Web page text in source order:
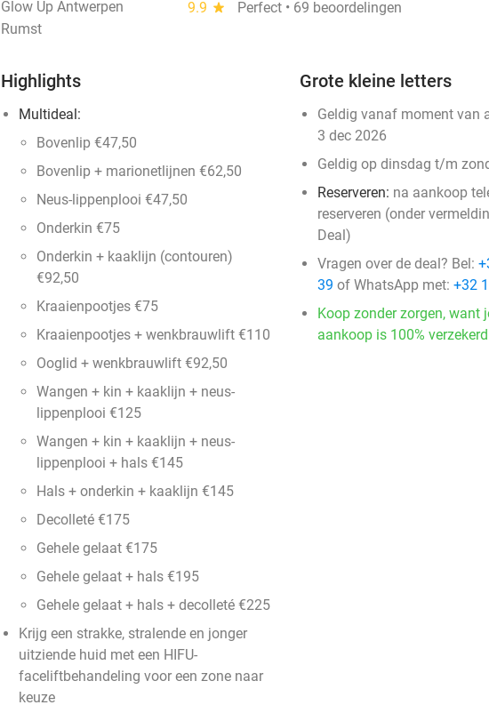
Glow Up Antwerpen 9.9 star
Perfect • 69 beoordelingen
Rumst
Highlights
Multideal:
Bovenlip €47,50
Bovenlip + marionetlijnen €62,50
Neus-lippenplooi €47,50
Onderkin €75
Onderkin + kaaklijn (contouren)
€92,50
Kraaienpootjes €75
Kraaienpootjes + wenkbrauwlift €110
Ooglid + wenkbrauwlift €92,50
Wangen + kin + kaaklijn + neus-
lippenplooi €125
Wangen + kin + kaaklijn + neus-
lippenplooi + hals €145
Hals + onderkin + kaaklijn €145
Decolleté €175
Gehele gelaat €175
Gehele gelaat + hals €195
Gehele gelaat + hals + decolleté €225
Krijg een strakke, stralende en jonger
uitziende huid met een HIFU-
faceliftbehandeling voor een zone naar
keuze
Grote kleine letters
Geldig vanaf moment van
3 dec 2026
Geldig op dinsdag t/m
Reserveren: na aankoop
reserveren (onder
Deal)
Vragen over de deal? Bel:
39 of WhatsApp met: +32
Koop zonder zorgen, want
aankoop is 100%